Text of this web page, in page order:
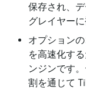
保存され、
グレイヤーに
オプション
を高速化す
ンジンです
割を通じて